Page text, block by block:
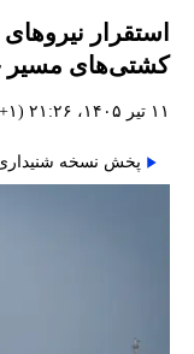
استقرار
کشتی‌های مسیر
۱۱ تیر ۱۴۰۵، ۲۱:۲۶ (‎+۱ گرینویچ)
پخش نسخه